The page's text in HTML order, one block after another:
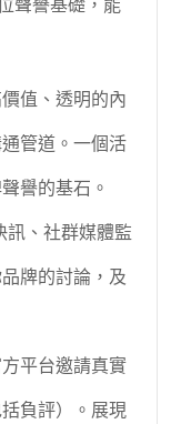
聲譽基礎，能
值、透明的內
管道。一個活
譽的基石。
訊、社群媒體監
牌的討論，及
方平台邀請真實
負評）。展現